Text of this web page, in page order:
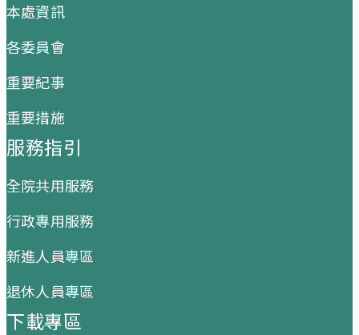
本處資訊
各委員會
重要紀事
重要措施
服務指引
全院共用服務
行政專用服務
新進人員專區
退休人員專區
下載專區